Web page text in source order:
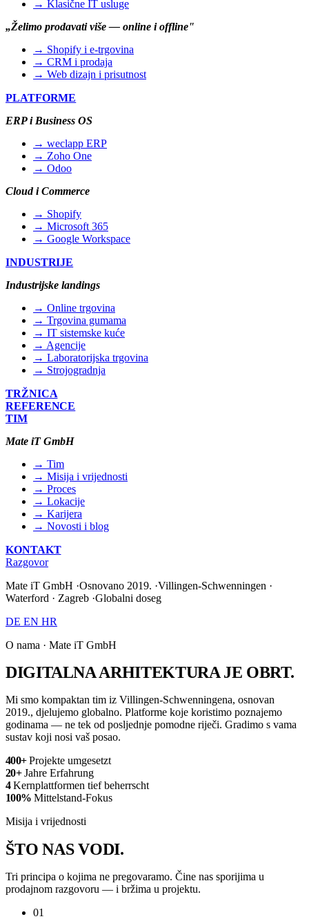
→ Klasične IT usluge
„Želimo prodavati više — online i offline"
→ Shopify i e-trgovina
→ CRM i prodaja
→ Web dizajn i prisutnost
PLATFORME
ERP i Business OS
→ weclapp ERP
→ Zoho One
→ Odoo
Cloud i Commerce
→ Shopify
→ Microsoft 365
→ Google Workspace
INDUSTRIJE
Industrijske landings
→ Online trgovina
→ Trgovina gumama
→ IT sistemske kuće
→ Agencije
→ Laboratorijska trgovina
→ Strojogradnja
TRŽNICA
REFERENCE
TIM
Mate iT GmbH
→ Tim
→ Misija i vrijednosti
→ Proces
→ Lokacije
→ Karijera
→ Novosti i blog
KONTAKT
Razgovor
Mate iT GmbH ·Osnovano 2019. ·Villingen-Schwenningen ·
Waterford · Zagreb ·Globalni doseg
DE EN HR
O nama · Mate iT GmbH
DIGITALNA ARHITEKTURA JE OBRT.
Mi smo kompaktan tim iz Villingen-Schwenningena, osnovan
2019., djelujemo globalno. Platforme koje koristimo poznajemo
godinama — ne tek od posljednje pomodne riječi. Gradimo s vama
sustav koji nosi vaš posao.
400+ Projekte umgesetzt
20+ Jahre Erfahrung
4 Kernplattformen tief beherrscht
100% Mittelstand-Fokus
Misija i vrijednosti
ŠTO NASVODI.
Tri principa o kojima ne pregovaramo. Čine nas sporijima u
prodajnom razgovoru — i bržima u projektu.
01